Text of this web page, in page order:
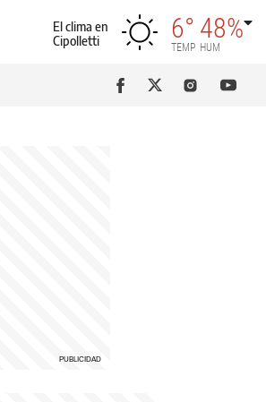
El clima en
Cipolletti
6°
TEMP
48%
HUM